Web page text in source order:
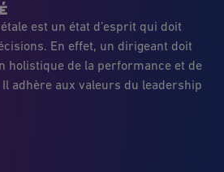
est un état d’esprit qui doit
En effet, un dirigeant doit
holistique de la performance et de
adhère aux valeurs du leadership